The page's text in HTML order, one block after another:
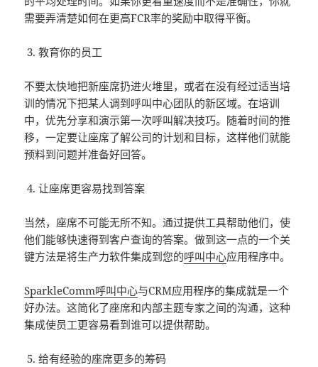
需要弄清楚如何在更高FCR率的奖励中取得平衡。
教育你的员工
不要太快地把新座席扔进火堆里，或者在没有经过适当培
训的情况下把某人调到呼叫中心团队的新区域。在培训
中，优先分享和演示第一次呼叫解决技巧。随着时间的推
移，一定要让座席了解公司的计划和目标，这样他们就能
预料到问题并准备好回答。
让座席更容易找到答案
当然，座席不可能无所不知。通过提供工具帮助他们，使
他们能够快速得到客户查询的答案。做到这一点的一个关
键方法是将生产力软件集成到您的呼叫中心应用程序中。
SparkleComm呼叫中心与CRM应用程序的集成就是一个
好办法。这简化了座席和内部主题专家之间的沟通，这种
集成使员工更容易看到谁可以提供帮助。
给有经验的座席更多的筹码